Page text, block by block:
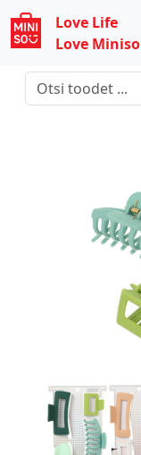
Love Life
Love Miniso